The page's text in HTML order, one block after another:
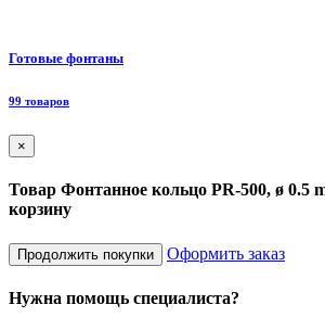
Готовые фонтаны
99 товаров
×
Товар Фонтанное кольцо PR-500, ø 0.5
корзину
Продолжить покупки Оформить заказ
Нужна помощь специалиста?